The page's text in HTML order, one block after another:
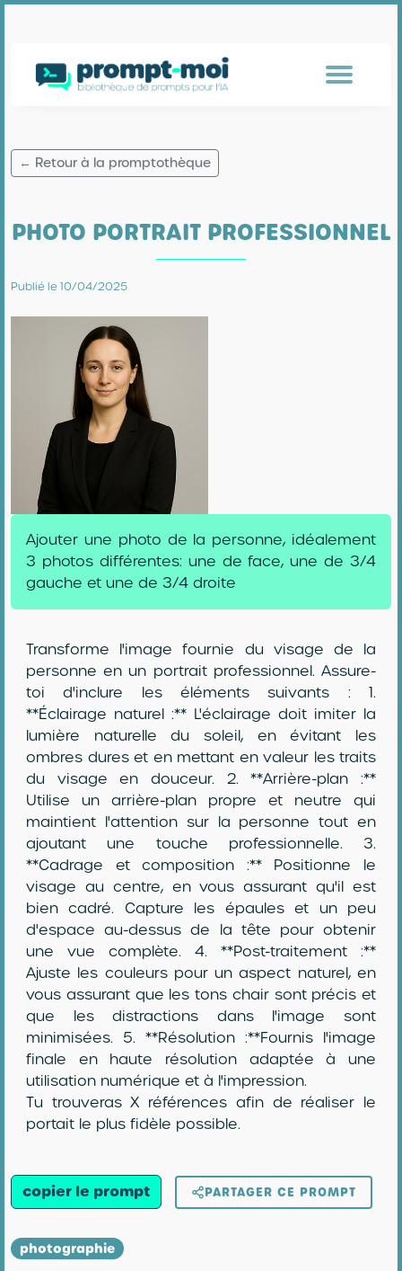
← Retour à la promptothèque
PHOTO PORTRAIT PROFESSIONNEL
Publié le 10/04/2025
Ajouter une photo de la personne, idéalement
3 photos différentes: une de face, une de 3/4
gauche et une de 3/4 droite
Transforme l'image fournie du visage de la
personne en un portrait professionnel. Assure-
toi d'inclure les éléments suivants : 1.
**Éclairage naturel :** L'éclairage doit imiter la
lumière naturelle du soleil, en évitant les
ombres dures et en mettant en valeur les traits
du visage en douceur. 2. **Arrière-plan :**
Utilise un arrière-plan propre et neutre qui
maintient l'attention sur la personne tout en
ajoutant une touche professionnelle. 3.
**Cadrage et composition :** Positionne le
visage au centre, en vous assurant qu'il est
bien cadré. Capture les épaules et un peu
d'espace au-dessus de la tête pour obtenir
une vue complète. 4. **Post-traitement :**
Ajuste les couleurs pour un aspect naturel, en
vous assurant que les tons chair sont précis et
que les distractions dans l'image sont
minimisées. 5. **Résolution :**Fournis l'image
finale en haute résolution adaptée à une
utilisation numérique et à l'impression.
Tu trouveras X références afin de réaliser le
portait le plus fidèle possible.
copier le prompt PARTAGER CE PROMPT
photographie